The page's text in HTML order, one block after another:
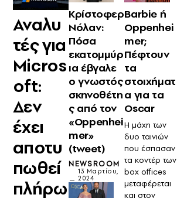
Αναλυ
τές για
Micros
oft:
Δεν
έχει
αποτυ
πωθεί
πλήρω
Κρίστοφερ
Νόλαν:
Πόσα
εκατομμύρ
ια έβγαλε
ο γνωστός
σκηνοθέτη
ς από τον
«Oppenhei
mer»
(tweet)
NEWSROOM
13 Μαρτίου,
2024
Barbie ή
Oppenhei
mer;
Πέφτουν
τα
στοιχήματ
α για τα
Oscar
Η μάχη των
δυο ταινιών
που έσπασαν
τα κοντέρ των
box offices
μεταφέρεται
και στον